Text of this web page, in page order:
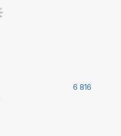
6 816